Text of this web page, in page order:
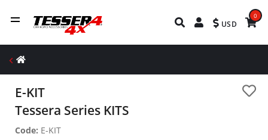
USD
0
E-KIT
Tessera Series KITS
Code: E-KIT